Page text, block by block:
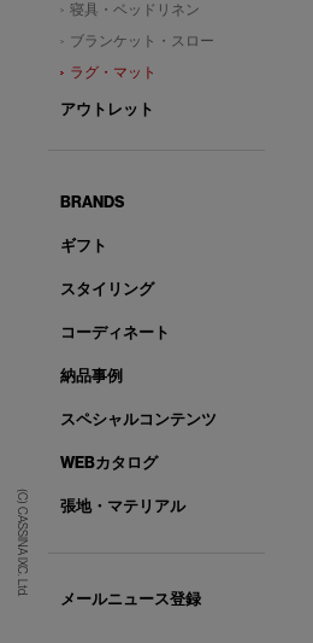
(C) CASSINA IXC. Ltd.
寝具・ベッドリネン
ブランケット・スロー
ラグ・マット
アウトレット
BRANDS
ギフト
スタイリング
コーディネート
納品事例
スペシャルコンテンツ
WEBカタログ
張地・マテリアル
メールニュース登録